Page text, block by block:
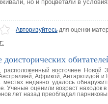
но и процветали в
Авторизуйтесьдля оценки
расположенный восточнее Новой
Африкой, Антарктидой
местах недавно удалось
Ученые оценили возраст находок
лет назад преобладал